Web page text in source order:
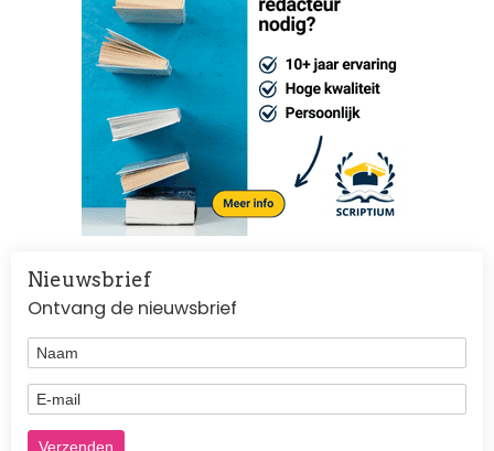
Nieuwsbrief
Ontvang de nieuwsbrief
Naam
E-mail